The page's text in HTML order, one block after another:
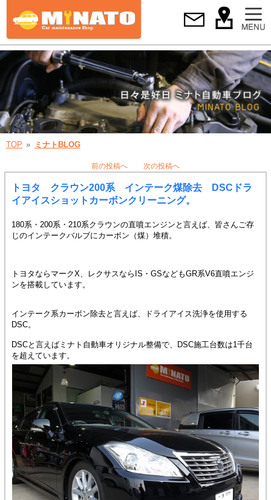
TOP ミナトBLOG
前の投稿へ 次の投稿へ
トヨタ クラウン200系 インテーク煤除去 DSCドラ
イアイスショットカーボンクリーニング。
180系・200系・210系クラウンの直噴エンジンと言えば、皆さんご存
じのインテークバルブにカーボン（煤）堆積。
トヨタならマークX、レクサスならIS・GSなどもGR系V6直噴エンジ
ンを搭載しています。
インテーク系カーボン除去と言えば、ドライアイス洗浄を使用する
DSC。
DSCと言えばミナト自動車オリジナル整備で、DSC施工台数は1千台
を超えています。